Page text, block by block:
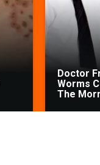
Doctor
Worms
The